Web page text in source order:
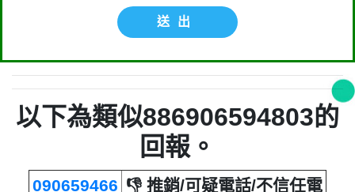
送出
以下為類似886906594803的
回報。
090659466 👎 推銷/可疑電話/不信任電